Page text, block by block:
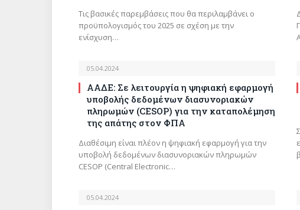
Τις βασικές παρεμβάσεις που θα περιλαμβάνει ο
προϋπολογισμός του 2025 σε σχέση με την
ενίσχυση…
05.04.2024
ΑΑΔΕ: Σε λειτουργία η ψηφιακή εφαρμογή
υποβολής δεδομένων διασυνοριακών
πληρωμών (CESOP) για την καταπολέμηση
της απάτης στον ΦΠΑ
Διαθέσιμη είναι πλέον η ψηφιακή εφαρμογή για την
υποβολή δεδομένων διασυνοριακών πληρωμών
CESOP (Central Electronic…
05.04.2024